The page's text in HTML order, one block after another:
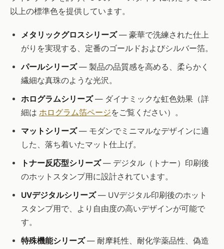
以上の標準色を提供しています。
メタリックグロスシリーズ— 豪華で洗練された仕上
がりを実現する、定番のゴールドおよびシルバー箔。
パールシリーズ— 製品の品質感を高める、柔らかく
繊細な真珠のような光沢。
ホログラムシリーズ— ダイナミックな虹色効果（詳
細は ホログラム箔ページをご覧ください）。
マットシリーズ— モダンでミニマルなデザインに適
した、落ち着いたマット仕上げ。
トナー反応型シリーズ— デジタル（トナー）印刷後
のホットスタンプ用に設計されています。
UVデジタルシリーズ— UVデジタル印刷後のホット
スタンプ用で、より自由度の高いデザインが可能で
す。
特殊機能シリーズ— 耐摩耗性、耐化学薬品性、偽造